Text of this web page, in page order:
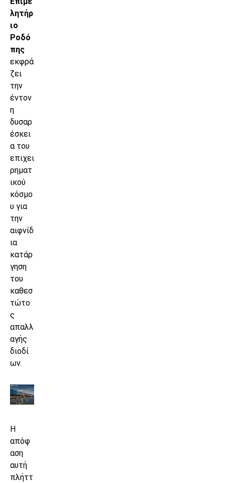
λητήρ
ιο
Ροδό
πης
εκφρά
ζει
την
έντον
η
δυσαρ
έσκει
α του
επιχει
ρηματ
ικού
κόσμο
υ για
την
αιφνίδ
ια
κατάρ
γηση
του
καθεσ
τώτο
ς
απαλλ
αγής
διοδί
ων.
Η
απόφ
αση
αυτή
πλήττ